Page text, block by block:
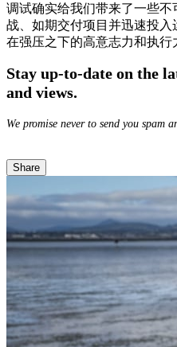
调试确实给我们带来了一些
战、如期交付项目并迅速投入
在强压之下的高意志力和执行
Stay up-to-date on the
and views.
We promise never to send you spam
Share